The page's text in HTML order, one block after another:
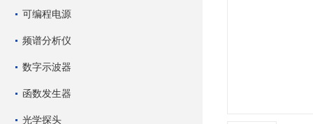
可编程电源
频谱分析仪
数字示波器
函数发生器
光学探头